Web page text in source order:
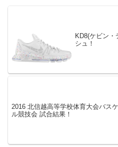
KD8(ケビン・デュラント
シュ！
2016 北信越高等学校体育大会バス
ル競技会 試合結果！